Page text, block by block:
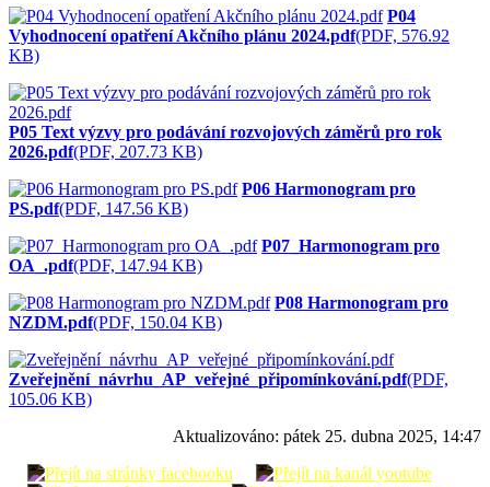
P04
Vyhodnocení opatření Akčního plánu 2024.pdf(PDF, 576.92
KB)
P05 Text výzvy pro podávání rozvojových záměrů pro rok
2026.pdf(PDF, 207.73 KB)
P06 Harmonogram pro
PS.pdf(PDF, 147.56 KB)
P07_Harmonogram pro
OA_.pdf(PDF, 147.94 KB)
P08 Harmonogram pro
NZDM.pdf(PDF, 150.04 KB)
Zveřejnění_návrhu_AP_veřejné_připomínkování.pdf(PDF,
105.06 KB)
Aktualizováno: pátek 25. dubna 2025, 14:47